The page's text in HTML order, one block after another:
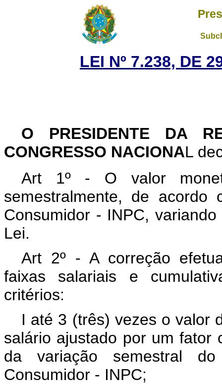
LEI Nº 7.238, DE
O PRESIDENTE DA
CONGRESSO NACIONAL
Art 1º - O valor
semestralmente, de
Consumidor - INPC,
Lei.
Art 2º - A correção
faixas salariais e
critérios:
I até 3 (três) vezes o valor
salário ajustado por um fator
da variação semestral
Consumidor - INPC;